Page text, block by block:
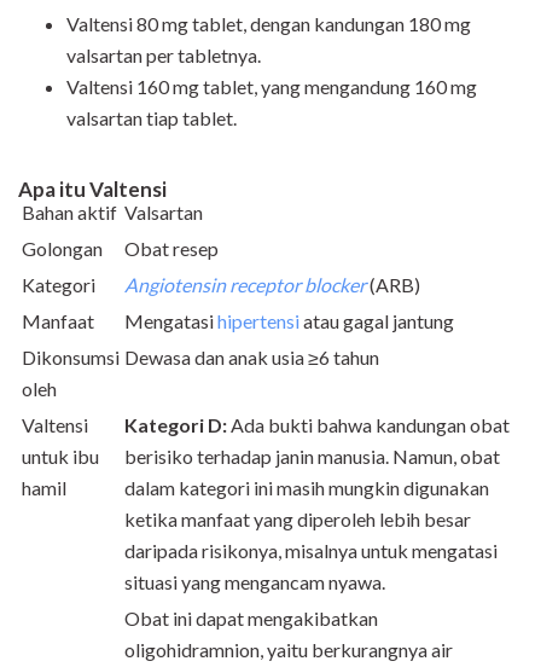
Valtensi 80 mg tablet, dengan kandungan 180 mg
valsartan per tabletnya.
Valtensi 160 mg tablet, yang mengandung 160 mg
valsartan tiap tablet.
Apa itu Valtensi
Bahan aktif Valsartan
Golongan
Obat resep
Kategori
Angiotensin receptor blocker(ARB)
Manfaat
Mengatasihipertensiatau gagal jantung
Dikonsumsi
oleh
Dewasa dan anak usia ≥6 tahun
Valtensi
untuk ibu
hamil
Kategori D:Ada bukti bahwa kandungan obat
berisiko terhadap janin manusia. Namun, obat
dalam kategori ini masih mungkin digunakan
ketika manfaat yang diperoleh lebih besar
daripada risikonya, misalnya untuk mengatasi
situasi yang mengancam nyawa.
Obat ini dapat mengakibatkan
oligohidramnion, yaitu berkurangnya air